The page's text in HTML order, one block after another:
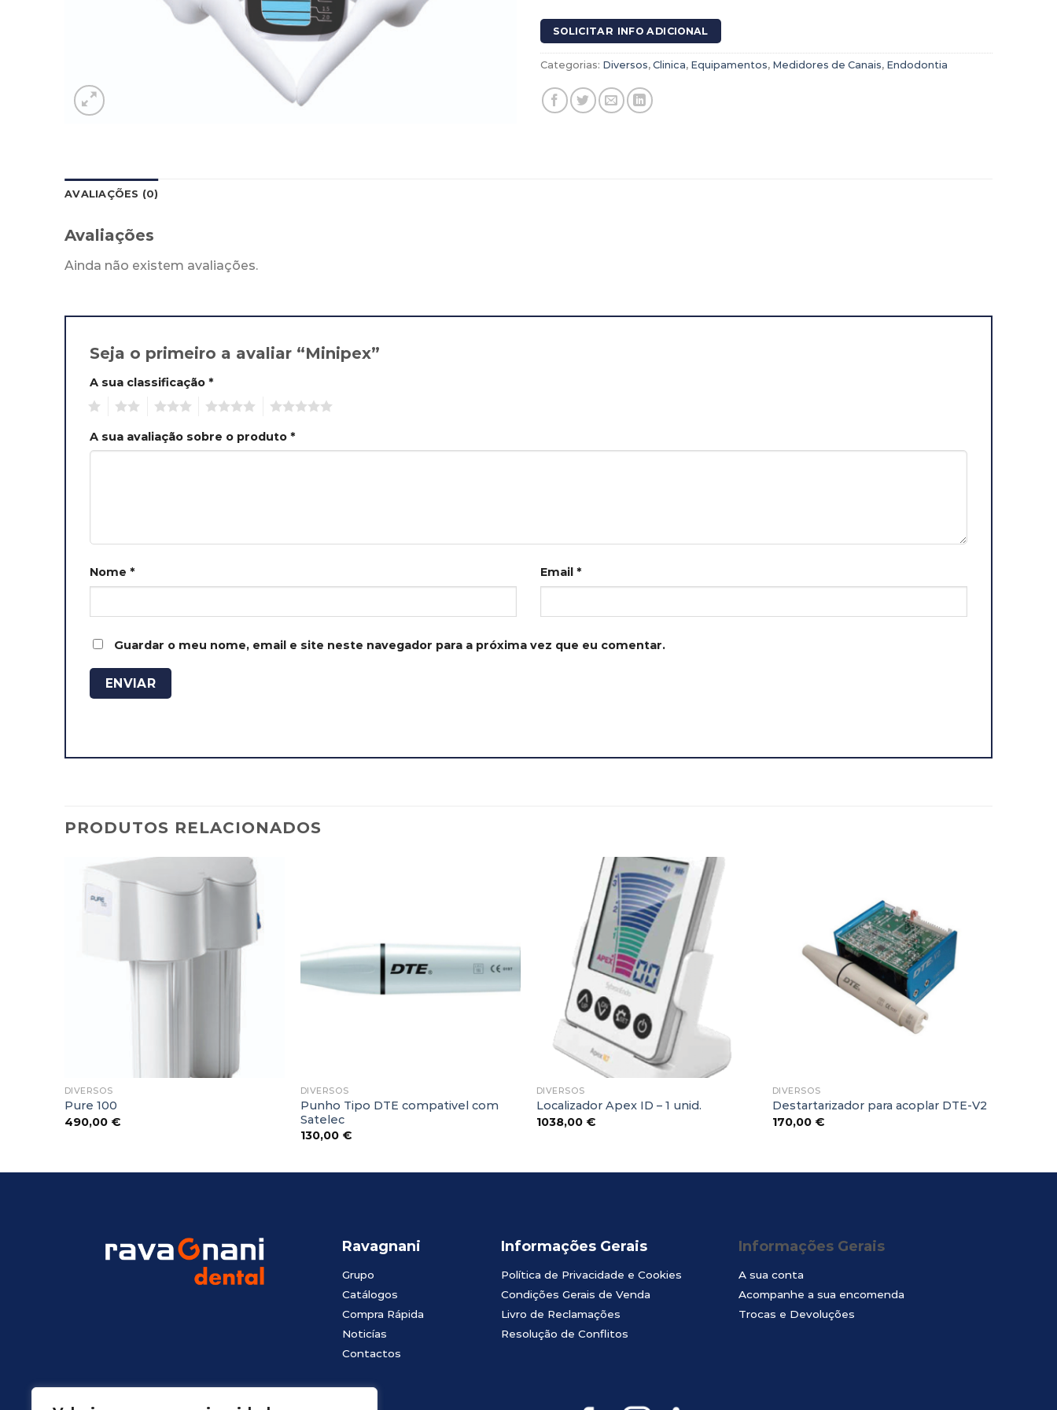
SOLICITAR INFO ADICIONAL
Categorias: Diversos, Clinica, Equipamentos, Medidores de Canais, Endodontia
AVALIAÇÕES (0)
Avaliações
Ainda não existem avaliações.
Seja o primeiro a avaliar “Minipex”
A sua classificação *
A sua avaliação sobre o produto *
Nome * Email *
Guardar o meu nome, email e site neste navegador para a próxima vez que eu comentar.
PRODUTOS RELACIONADOS
Favoritos
DIVERSOS
Pure 100
490,00 €
DIVERSOS
Punho Tipo DTE compativel com
Satelec
130,00 €
Adicionar
Favoritos
DIVERSOS
Localizador Apex ID – 1 unid.
1038,00 €
DIVERSOS
Destartarizador para acoplar DTE-V2
170,00 €
Ravagnani
Grupo
Catálogos
Compra Rápida
Noticías
Contactos
Informações Gerais
Política de Privacidade e Cookies
Condições Gerais de Venda
Livro de Reclamações
Resolução de Conflitos
Informações Gerais
A sua conta
Acompanhe a sua encomenda
Trocas e Devoluções